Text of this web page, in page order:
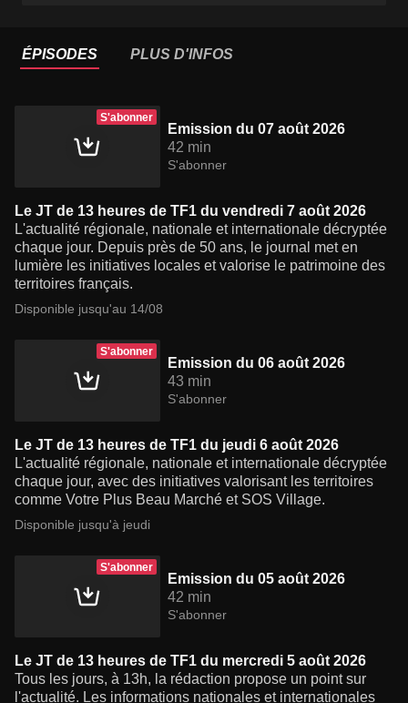
ÉPISODES PLUS D'INFOS
S'abonner
Emission du 07 août 2026
42 min
S'abonner
Le JT de 13 heures de TF1 du vendredi 7 août 2026
L'actualité régionale, nationale et internationale décryptée
chaque jour. Depuis près de 50 ans, le journal met en
lumière les initiatives locales et valorise le patrimoine des
territoires français.
Disponible jusqu'au 14/08
S'abonner
Emission du 06 août 2026
43 min
S'abonner
Le JT de 13 heures de TF1 du jeudi 6 août 2026
L'actualité régionale, nationale et internationale décryptée
chaque jour, avec des initiatives valorisant les territoires
comme Votre Plus Beau Marché et SOS Village.
Disponible jusqu'à jeudi
S'abonner
Emission du 05 août 2026
42 min
S'abonner
Le JT de 13 heures de TF1 du mercredi 5 août 2026
Tous les jours, à 13h, la rédaction propose un point sur
l'actualité. Les informations nationales et internationales